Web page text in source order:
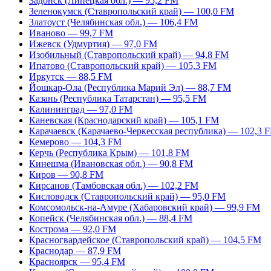
Зеленокумск (Ставропольский край) — 100,0 FM
Златоуст (Челябинская обл.) — 106,4 FM
Иваново — 99,7 FM
Ижевск (Удмуртия) — 97,0 FM
Изобильный (Ставропольский край) — 94,8 FM
Ипатово (Ставропольский край) — 105,3 FM
Иркутск — 88,5 FM
Йошкар-Ола (Республика Марий Эл) — 88,7 FM
Казань (Республика Татарстан) — 95,5 FM
Калининград — 97,0 FM
Каневская (Краснодарский край) — 105,1 FM
Карачаевск (Карачаево-Черкесская республика) — 102,3
Кемерово — 104,3 FM
Керчь (Республика Крым) — 101,8 FM
Кинешма (Ивановская обл.) — 90,8 FM
Киров — 90,8 FM
Кирсанов (Тамбовская обл.) — 102,2 FM
Кисловодск (Ставропольский край) — 95,0 FM
Комсомольск-на-Амуре (Хабаровский край) — 99,9 FM
Копейск (Челябинская обл.) — 88,4 FM
Кострома — 92,0 FM
Красногвардейское (Ставропольский край) — 104,5 FM
Краснодар — 87,9 FM
Красноярск — 95,4 FM